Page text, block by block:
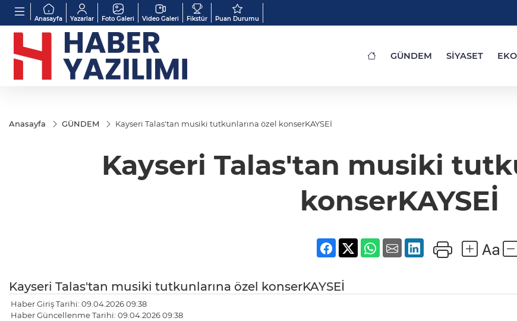
Anasayfa Yazarlar Foto Galeri Video Galeri Fikstür Puan Durumu
GÜNDEM SİYASET
Anasayfa GÜNDEM Kayseri Talas'tan musiki tutkunlarına özel konserKAYSEİ
Kayseri Talas'tan musiki
konserKAYSEİ
Kayseri Talas'tan musiki tutkunlarına özel konserKAYSEİ
Haber Giriş Tarihi: 09.04.2026 09:38
Haber Güncellenme Tarihi: 09.04.2026 09:38